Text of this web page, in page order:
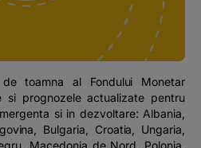
de toamna al Fondului Monetar
si prognozele actualizate pentru
si in dezvoltare: Albania,
Bulgaria, Croatia, Ungaria,
Macedonia de Nord, Polonia,